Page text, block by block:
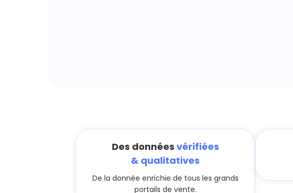
Des données vérifiées
& qualitatives
De la donnée enrichie de tous les grands
portails de vente.